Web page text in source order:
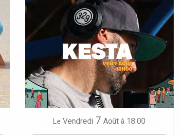
Le Vendredi 7 Août à 18:00